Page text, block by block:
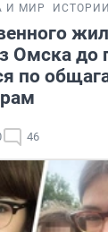
И МИР ИСТОРИИ
Омска до
по
46